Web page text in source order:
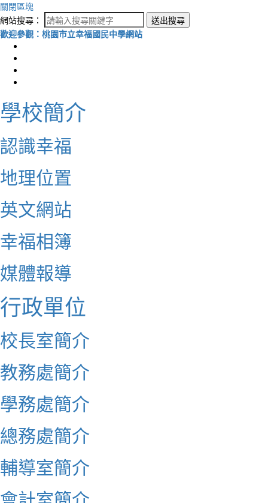
關閉區塊
網站搜尋：
送出搜尋
歡迎參觀：桃園市立幸福國民中學網站
學校簡介
認識幸福
地理位置
英文網站
幸福相簿
媒體報導
行政單位
校長室簡介
教務處簡介
學務處簡介
總務處簡介
輔導室簡介